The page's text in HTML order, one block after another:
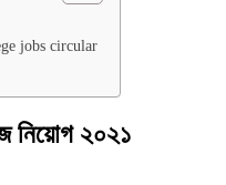
jobs circular
নিয়োগ ২০২১